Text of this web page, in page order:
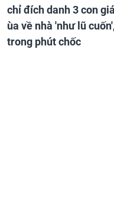
chỉ đích danh 3 con
ùa về nhà 'như lũ
trong phút chốc